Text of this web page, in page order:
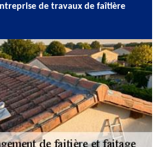
de travaux de faîtière